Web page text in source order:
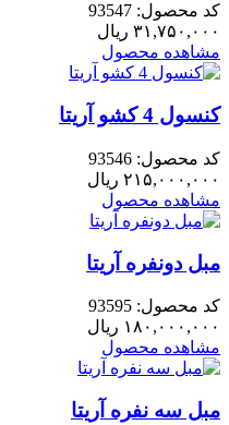
کد محصول: 93547
۳۱,۷۵۰,۰۰۰ ریال
مشاهده محصول
کنسول 4 کشو آریتا
کد محصول: 93546
۲۱۵,۰۰۰,۰۰۰ ریال
مشاهده محصول
مبل دونفره آریتا
کد محصول: 93595
۱۸۰,۰۰۰,۰۰۰ ریال
مشاهده محصول
مبل سه نفره آریتا